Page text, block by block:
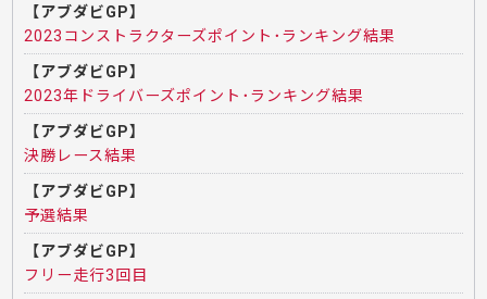
【アブダビGP】
2023コンストラクターズポイント･ランキング結果
【アブダビGP】
2023年ドライバーズポイント･ランキング結果
【アブダビGP】
決勝レース結果
【アブダビGP】
予選結果
【アブダビGP】
フリー走行3回目